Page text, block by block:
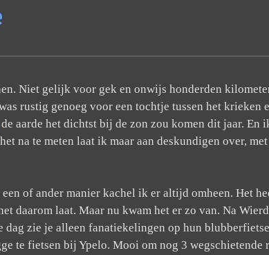
Niet gelijk voor gek en onwijs honderden
rustig genoeg voor een tochtje tussen het krieken
de aarde het dichtst bij de zon zou komen dit jaar. En
na te meten laat ik maar aan deskundigen over,
of ander manier kachel ik er altijd omheen. Het
daarom laat. Maar nu kwam het er zo van. Na
dag zie je alleen fanatiekelingen op hun
te fietsen bij Ypelo. Mooi om nog 3 wegschietende